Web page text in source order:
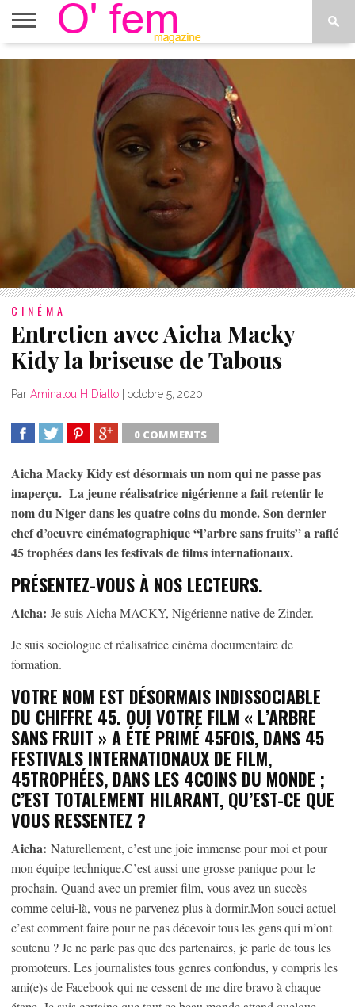
ACCUEIL
DÉCONSTRUIRE
CINÉMA
Entretien avec Aicha Macky
Kidy la briseuse de Tabous
Par Aminatou H Diallo octobre 5, 2020
0 COMMENTS
Aicha Macky Kidy est désormais un nom qui ne passe pas
inaperçu. La jeune réalisatrice nigérienne a fait retentir le
nom du Niger dans les quatre coins du monde. Son dernier
chef d’oeuvre cinématographique “l’arbre sans fruits” a raflé
45 trophées dans les festivals de films internationaux.
PRÉSENTEZ-VOUS À NOS LECTEURS.
Aicha: Je suis Aicha MACKY, Nigérienne native de Zinder.
Je suis sociologue et réalisatrice cinéma documentaire de
formation.
VOTRE NOM EST DÉSORMAIS INDISSOCIABLE
DU CHIFFRE 45. OUI VOTRE FILM « L’ARBRE
SANS FRUIT » A ÉTÉ PRIMÉ 45FOIS, DANS 45
FESTIVALS INTERNATIONAUX DE FILM,
45TROPHÉES, DANS LES 4COINS DU MONDE ;
C’EST TOTALEMENT HILARANT, QU’EST-CE QUE
VOUS RESSENTEZ ?
Aicha: Naturellement, c’est une joie immense pour moi et pour
mon équipe technique.C’est aussi une grosse panique pour le
prochain. Quand avec un premier film, vous avez un succès
comme celui-là, vous ne parvenez plus à dormir.Mon souci actuel
c’est comment faire pour ne pas décevoir tous les gens qui m’ont
soutenu ? Je ne parle pas que des partenaires, je parle de tous les
promoteurs. Les journalistes tous genres confondus, y compris les
ami(e)s de Facebook qui ne cessent de me dire bravo à chaque